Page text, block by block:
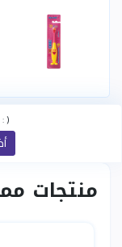
الضريبة :)
منتجات